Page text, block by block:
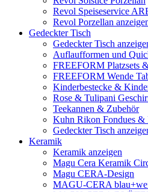
Revol Speiseservice
Revol Porzellan
Gedeckter Tisch
Gedeckter Tisch
Auflaufformen und
FREEFORM Platzsets
FREEFORM Wende
Kinderbestecke &
Rose & Tulipani
Teekannen & Zubehör
Kuhn Rikon Fondues &
Gedeckter Tisch
Keramik
Keramik anzeigen
Magu Cera Keramik
Magu CERA-Design
MAGU-CERA